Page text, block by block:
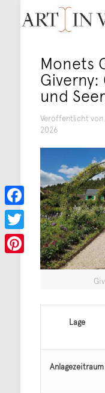
Monets
und
Veröffentlicht von
2026
Lage
Anlagezeitraum
Facebook
Twitter